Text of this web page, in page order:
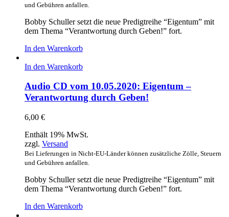
und Gebühren anfallen.
Bobby Schuller setzt die neue Predigtreihe “Eigentum” mit
dem Thema “Verantwortung durch Geben!” fort.
In den Warenkorb
In den Warenkorb
Audio CD vom 10.05.2020: Eigentum –
Verantwortung durch Geben!
6,00 €
Enthält 19% MwSt.
zzgl. Versand
Bei Lieferungen in Nicht-EU-Länder können zusätzliche Zölle, Steuern
und Gebühren anfallen.
Bobby Schuller setzt die neue Predigtreihe “Eigentum” mit
dem Thema “Verantwortung durch Geben!” fort.
In den Warenkorb